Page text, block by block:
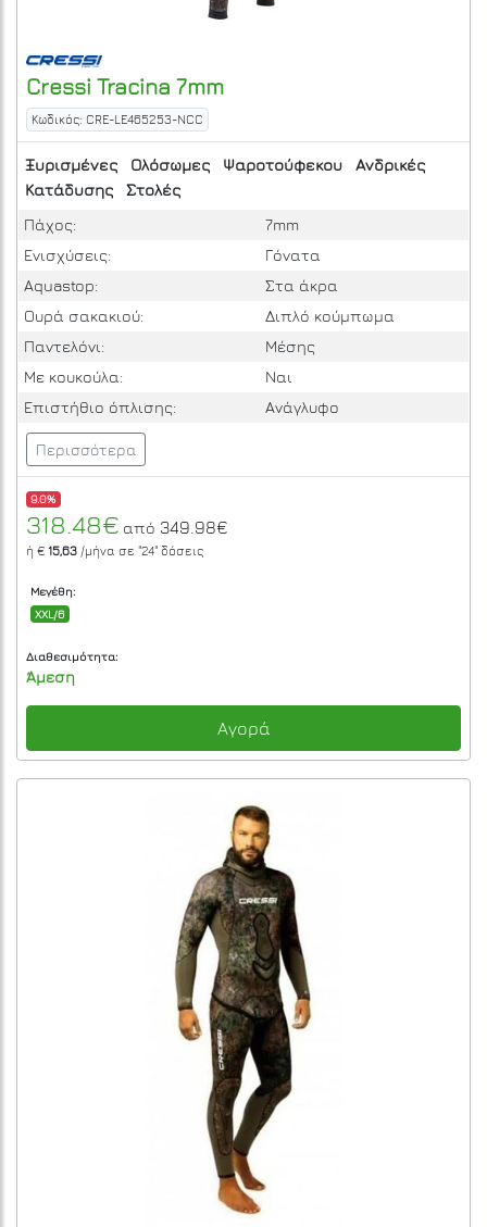
Cressi Tracina 7mm
Κωδικός: CRE-LE465253-NCC
Ξυρισμένες Ολόσωμες Ψαροτούφεκου
Ανδρικές
Κατάδυσης
Στολές
Πάχος:
7mm
Ενισχύσεις:
Γόνατα
Aquastop:
Στα άκρα
Ουρά σακακιού:
Διπλό κούμπωμα
Παντελόνι:
Μέσης
Με κουκούλα:
Ναι
Επιστήθιο όπλισης:
Ανάγλυφο
Περισσότερα
9.0%
318.48€ από 349.98€
ή € 15,63 /μήνα σε "24" δόσεις
Μεγέθη:
XXL/6
Διαθεσιμότητα:
Άμεση
Αγορά